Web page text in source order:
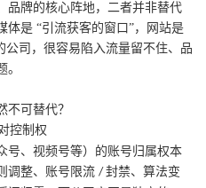
品牌的核心阵地，二者并非替代
体是 “引流获客的窗口”，网站是
公司，很容易陷入流量留不住、品
不可替代？
控制权
号、视频号等）的账号归属权本
调整、账号限流 / 封禁、算法变